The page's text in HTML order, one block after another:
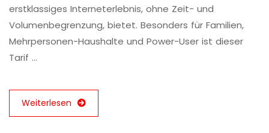
erstklassiges Interneterlebnis, ohne Zeit- und
Volumenbegrenzung, bietet. Besonders für Familien,
Mehrpersonen-Haushalte und Power-User ist dieser
Tarif …
Weiterlesen